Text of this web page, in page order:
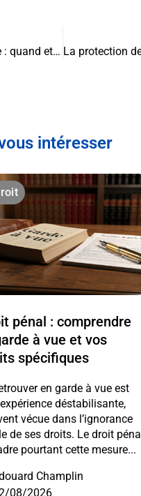
Décryptage de la prescription décennale : quand et comment agir ?
intéresser
pénal : comprendre
à vue et vos
spécifiques
en garde à vue est
déstabilisante,
vécue dans l’ignorance
de ses droits. Le droit pénal
pourtant cette mesure...
Champlin
08/2026